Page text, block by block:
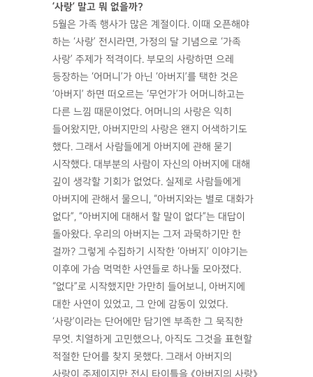
‘사랑’ 말고 뭐 없을까?
5월은 가족 행사가 많은 계절이다. 이때 오픈해야
하는 ‘사랑’ 전시라면, 가정의 달 기념으로 ‘가족
사랑’ 주제가 적격이다. 부모의 사랑하면 으레
등장하는 ‘어머니’가 아닌 ‘아버지’를 택한 것은
‘아버지’ 하면 떠오르는 ‘무언가’가 어머니하고는
다른 느낌 때문이었다. 어머니의 사랑은 익히
들어왔지만, 아버지만의 사랑은 왠지 어색하기도
했다. 그래서 사람들에게 아버지에 관해 묻기
시작했다. 대부분의 사람이 자신의 아버지에 대해
깊이 생각할 기회가 없었다. 실제로 사람들에게
아버지에 관해서 물으니, “아버지와는 별로 대화가
없다”, “아버지에 대해서 할 말이 없다”는 대답이
돌아왔다. 우리의 아버지는 그저 과묵하기만 한
걸까? 그렇게 수집하기 시작한 ‘아버지’ 이야기는
이후에 가슴 먹먹한 사연들로 하나둘 모아졌다.
“없다”로 시작했지만 가만히 들어보니, 아버지에
대한 사연이 있었고, 그 안에 감동이 있었다.
‘사랑’이라는 단어에만 담기엔 부족한 그 묵직한
무엇. 치열하게 고민했으나, 아직도 그것을 표현할
적절한 단어를 찾지 못했다. 그래서 아버지의
사랑이 주제이지만 전시 타이틀을 《아버지의 사랑》